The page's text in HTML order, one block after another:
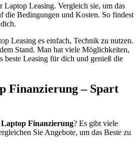
Laptop Leasing. Vergleich sie, um das
die Bedingungen und Kosten. So findest
Leasing es einfach, Technik zu nutzen.
Stand. Man hat viele Möglichkeiten,
beste Leasing für dich und genieß die
Finanzierung – Spart
Laptop Finanzierung? Es gibt viele
Sie Angebote, um das Beste zu